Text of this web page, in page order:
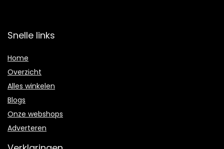
Snelle links
Home
Overzicht
Alles winkelen
Blogs
Onze webshops
Adverteren